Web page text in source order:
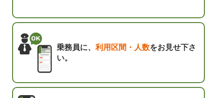
乗務員に、利用区間・人数をお見せ下さ
い。